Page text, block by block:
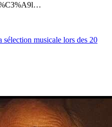
musicale lors des 20